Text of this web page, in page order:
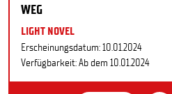
WEG
LIGHT NOVEL
Erscheinungsdatum: 10.01.2024
Verfügbarkeit: Ab dem 10.01.2024